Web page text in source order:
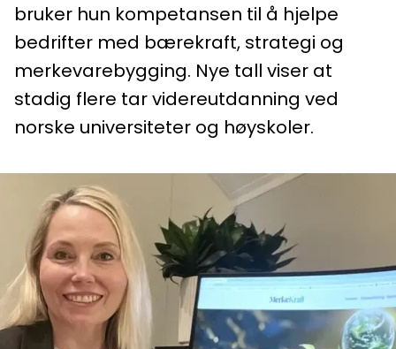
bruker hun kompetansen til å hjelpe
bedrifter med bærekraft, strategi og
merkevarebygging. Nye tall viser at
stadig flere tar videreutdanning ved
norske universiteter og høyskoler.